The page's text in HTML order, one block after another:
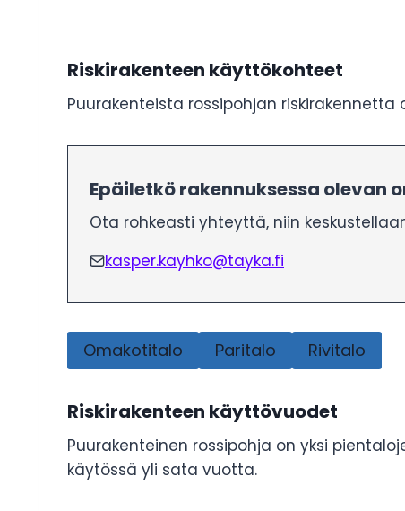
Riskirakenteen käyttökohteet
Puurakenteista rossipohjan
Epäiletkö rakennuksessa olevan
Ota rohkeasti yhteyttä, niin
kasper.kayhko@tayka.fi
Omakotitalo Paritalo Rivitalo
Riskirakenteen käyttövuodet
Puurakenteinen rossipohja on yksi
käytössä yli sata vuotta.